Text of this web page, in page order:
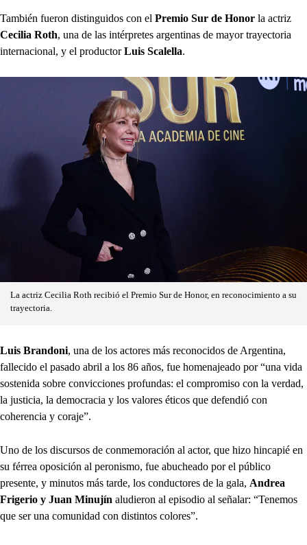
También fueron distinguidos con el Premio Sur de Honor la actriz
Cecilia Roth, una de las intérpretes argentinas de mayor trayectoria
internacional, y el productorLuis Scalella.
La actriz Cecilia Roth recibió el Premio Sur de Honor, en reconocimiento a su
trayectoria.
Luis Brandoni, una de los actores más reconocidos de Argentina,
fallecido el pasado abril a los 86 años, fue homenajeado por “una vida
sostenida sobre convicciones profundas: el compromiso con la verdad,
la justicia, la democracia y los valores éticos que defendió con
coherencia y coraje”.
Uno de los discursos de conmemoración al actor, que hizo hincapié en
su férrea oposición al peronismo, fue abucheado por el público
presente, y minutos más tarde, los conductores de la gala, Andrea
Frigerio y Juan Minujín aludieron al episodio al señalar: “Tenemos
que ser una comunidad con distintos colores”.